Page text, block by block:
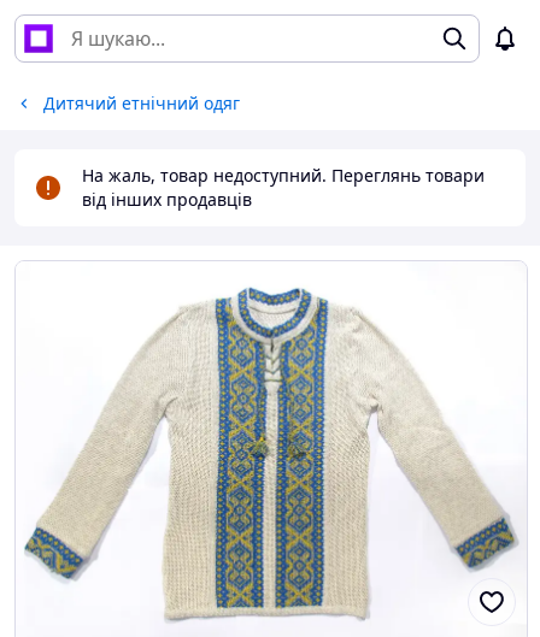
Дитячий етнічний одяг
На жаль, товар недоступний. Переглянь товари
від інших продавців